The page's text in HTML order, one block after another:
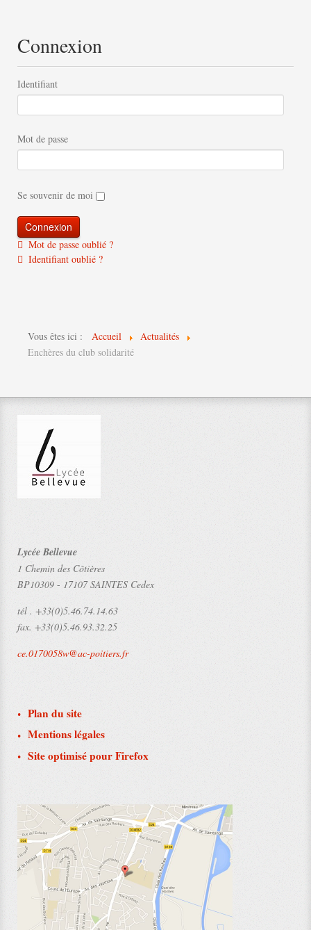
Connexion
Identifiant
Mot de passe
Se souvenir de moi
Mot de passe oublié ?
Identifiant oublié ?
Vous êtes ici : Accueil
Actualités
Enchères du club solidarité
Lycée Bellevue
1 Chemin des Côtières
BP10309 - 17107 SAINTES Cedex
tél . +33(0)5.46.74.14.63
fax. +33(0)5.46.93.32.25
ce.0170058w@ac-poitiers.fr
Plan du site
Mentions légales
Site optimisé pour Firefox